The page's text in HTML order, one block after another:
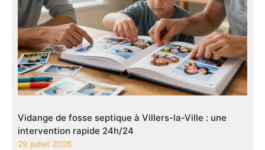
Vidange de fosse septique à Villers-la-Ville : une
intervention rapide 24h/24
29 juillet 2026